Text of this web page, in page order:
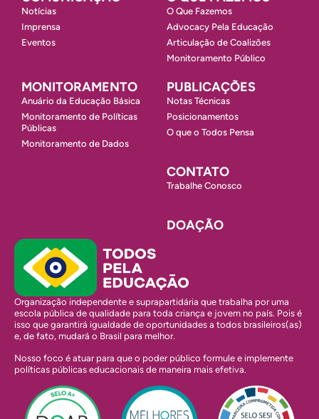
Notícias
Imprensa
Eventos
O Que Fazemos
Advocacy Pela Educação
Articulação de Coalizões
Monitoramento Público
MONITORAMENTO
Anuário da Educação Básica
Monitoramento de Políticas
Públicas
Monitoramento de Dados
PUBLICAÇÕES
Notas Técnicas
Posicionamentos
O que o Todos Pensa
CONTATO
Trabalhe Conosco
DOAÇÃO
Organização independente e suprapartidária que trabalha por uma
escola pública de qualidade para toda criança e jovem no país. Pois é
isso que garantirá igualdade de oportunidades a todos brasileiros(as)
e, de fato, mudará o Brasil para melhor.
Nosso foco é atuar para que o poder público formule e implemente
políticas públicas educacionais de maneira mais efetiva.